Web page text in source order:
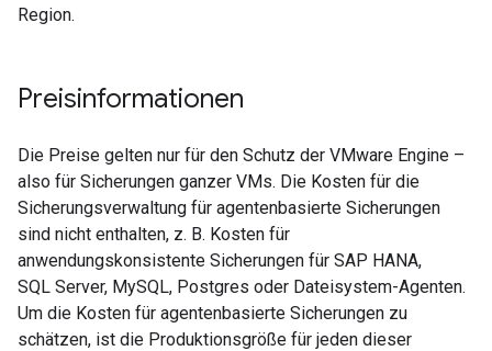
Region.
Preisinformationen
Die Preise gelten nur für den Schutz der VMware Engine –
also für Sicherungen ganzer VMs. Die Kosten für die
Sicherungsverwaltung für agentenbasierte Sicherungen
sind nicht enthalten, z. B. Kosten für
anwendungskonsistente Sicherungen für SAP HANA,
SQL Server, MySQL, Postgres oder Dateisystem-Agenten.
Um die Kosten für agentenbasierte Sicherungen zu
schätzen, ist die Produktionsgröße für jeden dieser